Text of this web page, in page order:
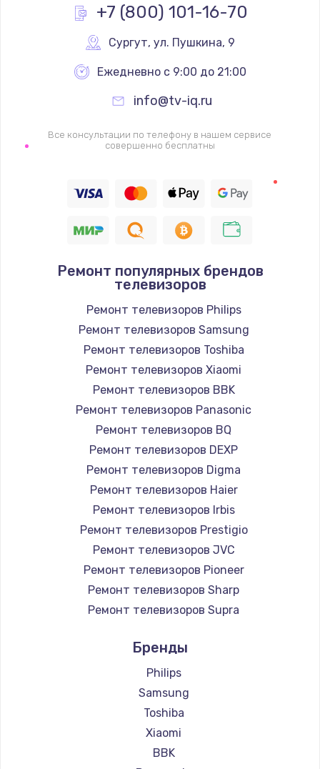
900 руб.
Заказать
Не работает
1400 руб.
Восстановление цепи питания, пайка
Заказать
Программный ремонт/прошивка
Замена Bluetooth/Wi-Fi модуля
Заказать
Замена картридера
890 руб.
Заказать
Замена микросхемы NFC
1100 руб.
Заказать
Замена шим-контроллера
Заказать
Настройка Wi-Fi
1030 руб.
Заказать
+7 (800) 101-16-70
Сургут, ул. Пушкина, 9
Ежедневно с 9:00 до 21:00
info@tv-iq.ru
Все консультации по телефону в нашем сервисе
совершенно бесплатны
Ремонт популярных брендов
телевизоров
Ремонт телевизоров Philips
Ремонт телевизоров Samsung
Ремонт телевизоров Toshiba
Ремонт телевизоров Xiaomi
Ремонт телевизоров BBK
Ремонт телевизоров Panasonic
Ремонт телевизоров BQ
Ремонт телевизоров DEXP
Ремонт телевизоров Digma
Ремонт телевизоров Haier
Ремонт телевизоров Irbis
Ремонт телевизоров Prestigio
Ремонт телевизоров JVC
Ремонт телевизоров Pioneer
Ремонт телевизоров Sharp
Ремонт телевизоров Supra
Ремонт телевизоров Hisense
Ремонт телевизоров Daewoo
Ремонт телевизоров Centek
Ремонт телевизоров Telefunken
Ремонт телевизоров Hyundai
Ремонт телевизоров Doffler
Бренды
Philips
Samsung
Toshiba
Xiaomi
BBK